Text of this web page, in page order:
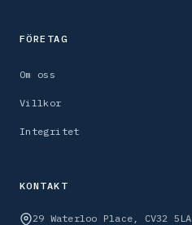
FÖRETAG
Om oss
Villkor
Integritet
KONTAKT
29 Waterloo Place, CV32 5LA